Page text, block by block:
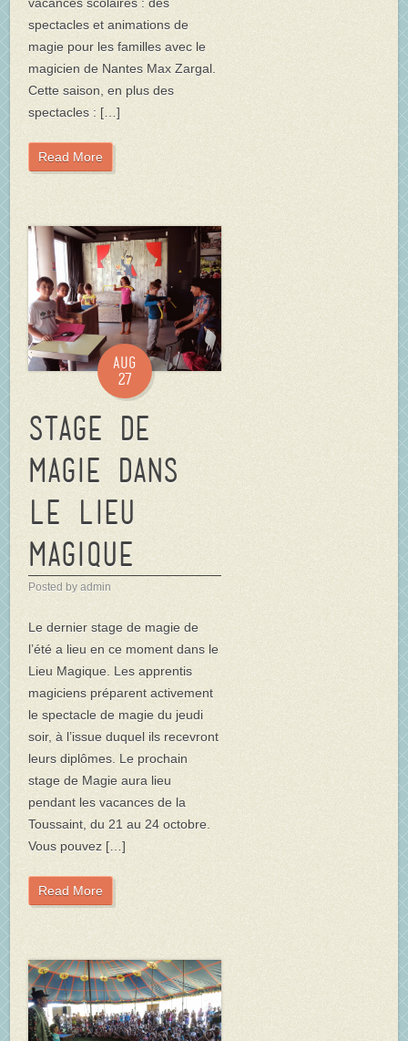
vacances scolaires : des
spectacles et animations de
magie pour les familles avec le
magicien de Nantes Max Zargal.
Cette saison, en plus des
spectacles : […]
Read More
Aug
27
Stage de
Magie dans
Le Lieu
Magique
Posted by admin
Le dernier stage de magie de
l’été a lieu en ce moment dans le
Lieu Magique. Les apprentis
magiciens préparent activement
le spectacle de magie du jeudi
soir, à l’issue duquel ils recevront
leurs diplômes. Le prochain
stage de Magie aura lieu
pendant les vacances de la
Toussaint, du 21 au 24 octobre.
Vous pouvez […]
Read More